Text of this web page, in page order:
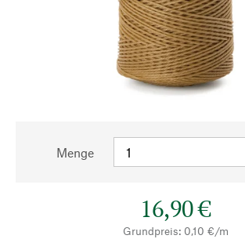
Menge
16,90 €
Grundpreis: 0,10 €/m